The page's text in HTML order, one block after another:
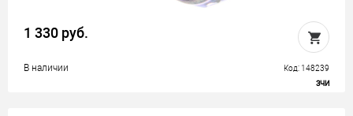
1 330 руб.
В наличии Код: 148239
ЗЧИ